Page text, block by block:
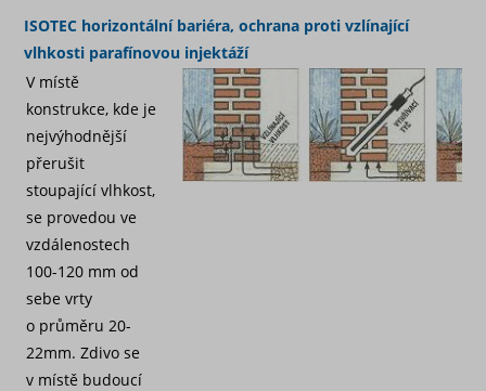
ISOTEC horizontální bariéra, ochrana proti vzlínající
vlhkosti parafínovou injektáží
V místě
konstrukce, kde je
nejvýhodnější
přerušit
stoupající vlhkost,
se provedou ve
vzdálenostech
100-120 mm od
sebe vrty
o průměru 20-
22mm. Zdivo se
v místě budoucí